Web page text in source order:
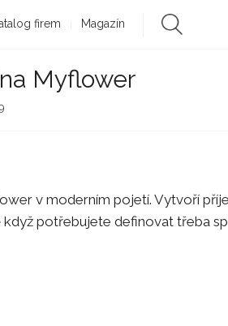
firem Magazín
Myflower
v moderním pojetí. Vytvoří
potřebujete definovat třeba